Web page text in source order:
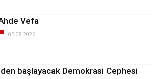
Vefa
05.08.2026
başlayacak Demokrasi Cephesi